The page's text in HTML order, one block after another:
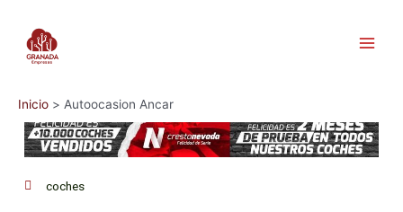
Inicio Autoocasion Ancar
coches